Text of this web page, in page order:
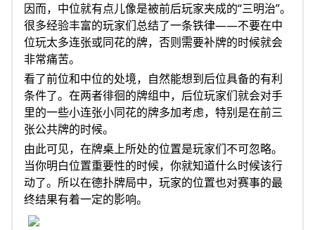
因而，中位就有点儿像是被前后玩家夹成的“三明治”。
很多经验丰富的玩家们总结了一条铁律——不要在中
位玩太多连张或同花的牌，否则需要补牌的时候就会
非常痛苦。
看了前位和中位的处境，自然能想到后位具备的有利
条件了。在两者徘徊的牌组中，后位玩家们就会对手
里的一些小连张小同花的牌多加考虑，特别是在前三
张公共牌的时候。
由此可见，在牌桌上所处的位置是玩家们不可忽略。
当你明白位置重要性的时候，你就知道什么时候该行
动了。所以在德扑牌局中，玩家的位置也对赛事的最
终结果有着一定的影响。